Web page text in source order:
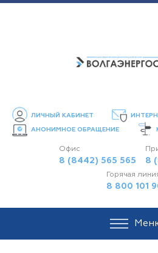
ЛИЧНЫЙ КАБИНЕТ
АНОНИМНОЕ ОБРАЩЕНИЕ
Офис
8 (8442) 565 565 8
Горячая
8 800 101